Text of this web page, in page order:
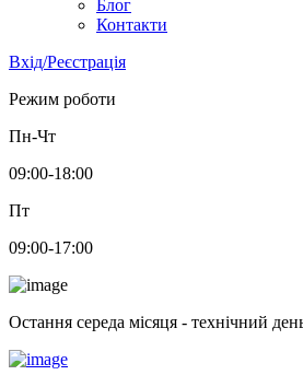
Блог
Контакти
Вхід/Реєстрація
Режим роботи
Пн-Чт
09:00-18:00
Пт
09:00-17:00
Остання середа місяця - технічний